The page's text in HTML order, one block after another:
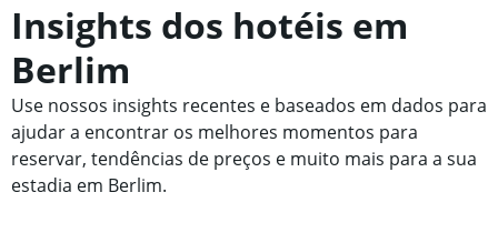
Insights dos hotéis em
Berlim
Use nossos insights recentes e baseados em dados para
ajudar a encontrar os melhores momentos para
reservar, tendências de preços e muito mais para a sua
estadia em Berlim.